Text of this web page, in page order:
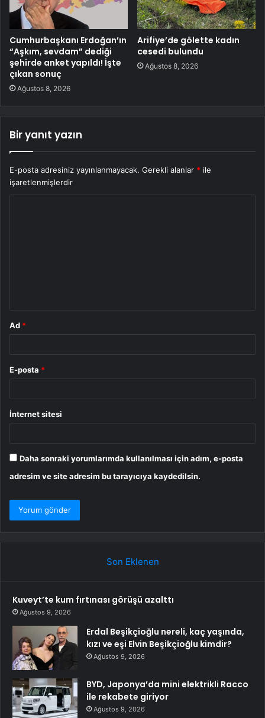
Cumhurbaşkanı Erdoğan’ın
“Aşkım, sevdam” dediği
şehirde anket yapıldı! İşte
çıkan sonuç
Ağustos 8, 2026
Arifiye’de gölette kadın
cesedi bulundu
Ağustos 8, 2026
Bir yanıt yazın
E-posta adresiniz yayınlanmayacak. Gerekli alanlar * ile
işaretlenmişlerdir
Ad *
E-posta *
İnternet sitesi
Daha sonraki yorumlarımda kullanılması için adım, e-posta
adresim ve site adresim bu tarayıcıya kaydedilsin.
Son Eklenen
Kuveyt’te kum fırtınası görüşü azalttı
Ağustos 9, 2026
Erdal Beşikçioğlu nereli, kaç yaşında,
kızı ve eşi Elvin Beşikçioğlu kimdir?
Ağustos 9, 2026
BYD, Japonya’da mini elektrikli Racco
ile rekabete giriyor
Ağustos 9, 2026